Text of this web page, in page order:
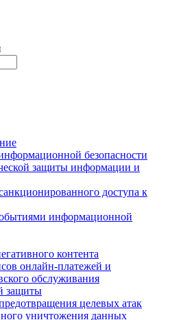
безопасности
защиты информации и
доступа к
информационной
контента
онлайн-платежей и
обслуживания
защиты
целевых атак
уничтожения данных